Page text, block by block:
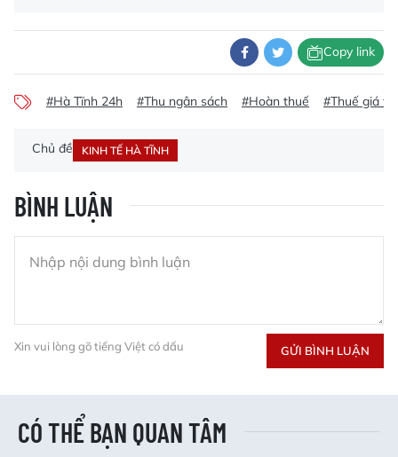
Copy link
#Hà Tĩnh 24h #Thu ngân sách #Hoàn thuế #Thuế giá
Chủ đề KINH TẾ HÀ TĨNH
BÌNH LUẬN
Xin vui lòng gõ tiếng Việt có dấu GỬI BÌNH LUẬN
CÓ THỂ BẠN QUAN TÂM